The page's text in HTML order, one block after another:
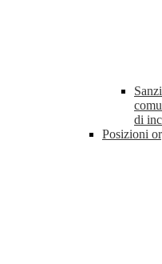
di
Posizioni